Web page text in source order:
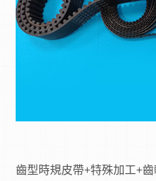
齒型時規皮帶+特殊加工+